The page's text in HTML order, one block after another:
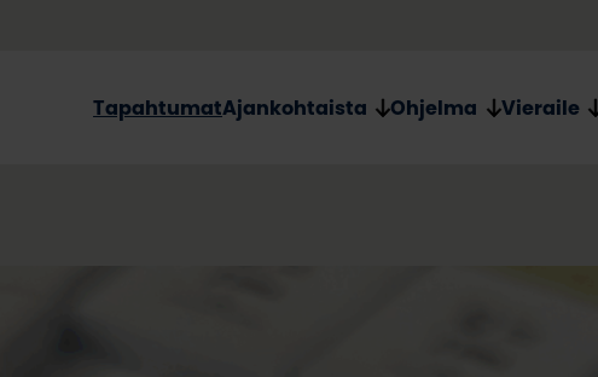
TapahtumatAjankohtaista Ohjelma Vieraile